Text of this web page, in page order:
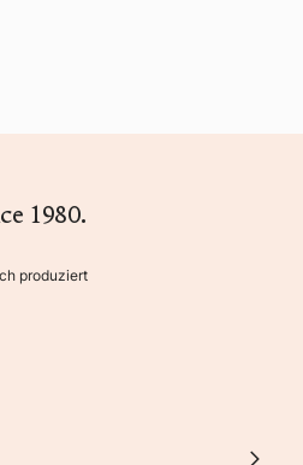
1980.
produziert